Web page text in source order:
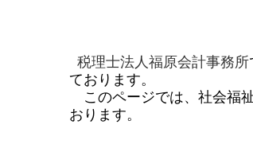
税理士法人福原会計事務所
ております。
このページでは、社会福
おります。